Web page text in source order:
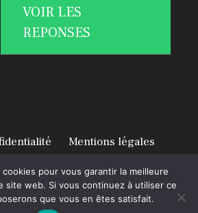
VOIR LES
REPONSES
Mentions légales
pour vous garantir la meilleure
site web. Si vous continuez à utiliser ce
que vous en êtes satisfait.